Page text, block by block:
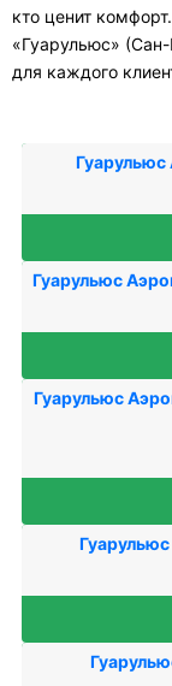
кто ценит
«Гуарульюс»
для каждого
Гуарульюс
Гуарульюс